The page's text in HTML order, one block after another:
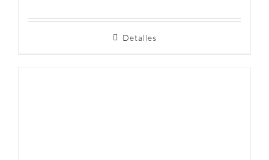
Detalles